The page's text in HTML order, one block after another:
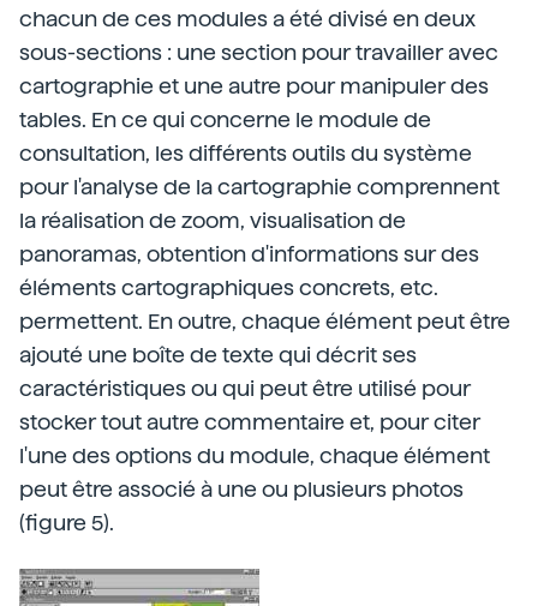
chacun de ces modules a été divisé en deux
sous-sections : une section pour travailler avec
cartographie et une autre pour manipuler des
tables. En ce qui concerne le module de
consultation, les différents outils du système
pour l'analyse de la cartographie comprennent
la réalisation de zoom, visualisation de
panoramas, obtention d'informations sur des
éléments cartographiques concrets, etc.
permettent. En outre, chaque élément peut être
ajouté une boîte de texte qui décrit ses
caractéristiques ou qui peut être utilisé pour
stocker tout autre commentaire et, pour citer
l'une des options du module, chaque élément
peut être associé à une ou plusieurs photos
(figure 5).